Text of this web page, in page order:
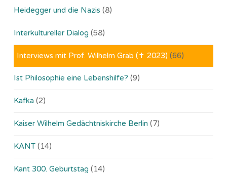
Heidegger und die Nazis (8)
Interkultureller Dialog (58)
Interviews mit Prof. Wilhelm Gräb (✝ 2023) (66)
Ist Philosophie eine Lebenshilfe? (9)
Kafka (2)
Kaiser Wilhelm Gedächtniskirche Berlin (7)
KANT (14)
Kant 300. Geburtstag (14)